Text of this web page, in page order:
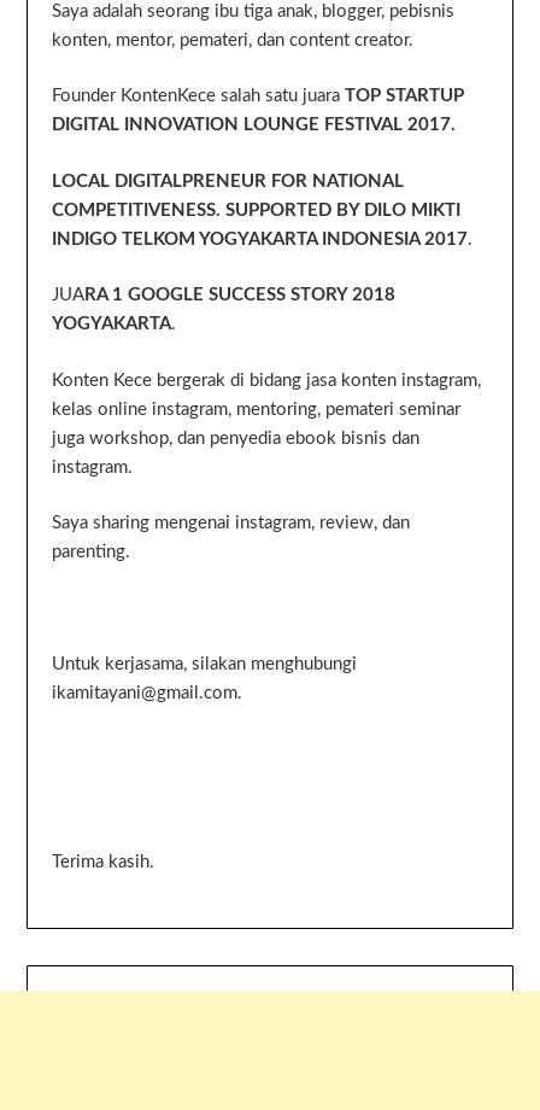
Saya adalah seorang ibu tiga anak, blogger, pebisnis
konten, mentor, pemateri, dan content creator.
Founder KontenKece salah satu juaraTOP STARTUP
DIGITAL INNOVATION LOUNGE FESTIVAL 2017.
LOCAL DIGITALPRENEUR FOR NATIONAL
COMPETITIVENESS. SUPPORTED BY DILO MIKTI
INDIGO TELKOM YOGYAKARTA INDONESIA 2017.
JUA RA 1 GOOGLE SUCCESS STORY 2018
YOGYAKARTA.
Konten Kece bergerak di bidang jasa konten instagram,
kelas online instagram, mentoring, pemateri seminar
juga workshop, dan penyedia ebook bisnis dan
instagram.
Saya sharing mengenai instagram, review, dan
parenting.
Untuk kerjasama, silakan menghubungi
ikamitayani@gmail.com.
Terima kasih.